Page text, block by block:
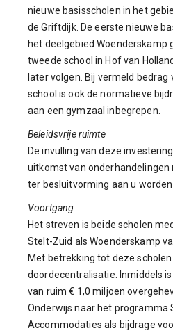
nieuwe basisscholen in het
de Griftdijk. De eerste nieuwe
het deelgebied Woenderskamp
tweede school in Hof van
later volgen. Bij vermeld bedrag
school is ook de normatieve
aan een gymzaal inbegrepen.
Beleidsvrije ruimte
De invulling van deze
uitkomst van onderhandelingen
ter besluitvorming aan u worden
Voortgang
Het streven is beide scholen
Stelt-Zuid als Woenderskamp
Met betrekking tot deze
doordecentralisatie. Inmiddels
van ruim € 1,0 miljoen
Onderwijs naar het programma
Accommodaties als bijdrage